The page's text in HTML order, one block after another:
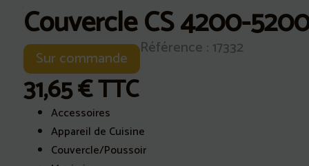
Couvercle CS 4200-
Sur commande Référence : 17332
31,65€TTC
Accessoires
Appareil de Cuisine
Couvercle/Poussoir